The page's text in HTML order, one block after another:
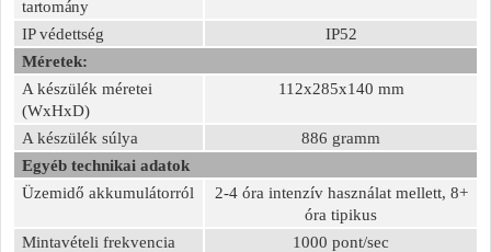
tartomány
IP védettség
IP52
Méretek:
A készülék méretei
(WxHxD)
112x285x140 mm
A készülék súlya
886 gramm
Egyéb technikai adatok
Üzemidő akkumulátorról
2-4 óra intenzív használat mellett, 8+
óra tipikus
Mintavételi frekvencia
1000 pont/sec